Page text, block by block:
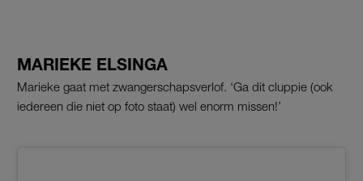
MARIEKE ELSINGA
Marieke gaat met zwangerschapsverlof. ‘Ga dit cluppie (ook
iedereen die niet op foto staat) wel enorm missen!’